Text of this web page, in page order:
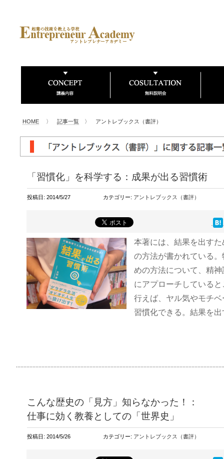
HOME 〉 記事一覧 〉 アントレブックス（書評）
「習慣化」を科学する：成果が出る習慣術
投稿日: 2014/5/27 カテゴリー: アントレブックス（書評）
本著には、結果を出す
の方法が書かれている
めの方法について、精
にアプローチしている
行えば、ヤル気やモチ
習慣化できる。結果を
こんな歴史の「見方」知らなかった！：
仕事に効く教養としての「世界史」
投稿日: 2014/5/26 カテゴリー: アントレブックス（書評）